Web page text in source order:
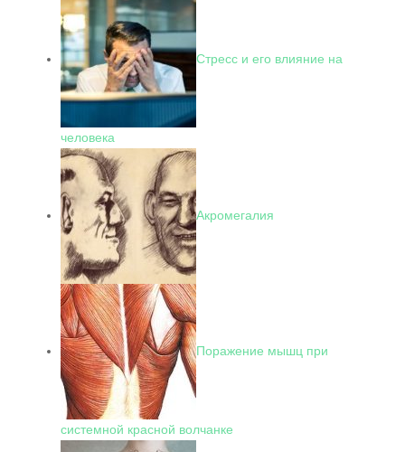
Стресс и его влияние на
человека
Акромегалия
Поражение мышц при
системной красной волчанке